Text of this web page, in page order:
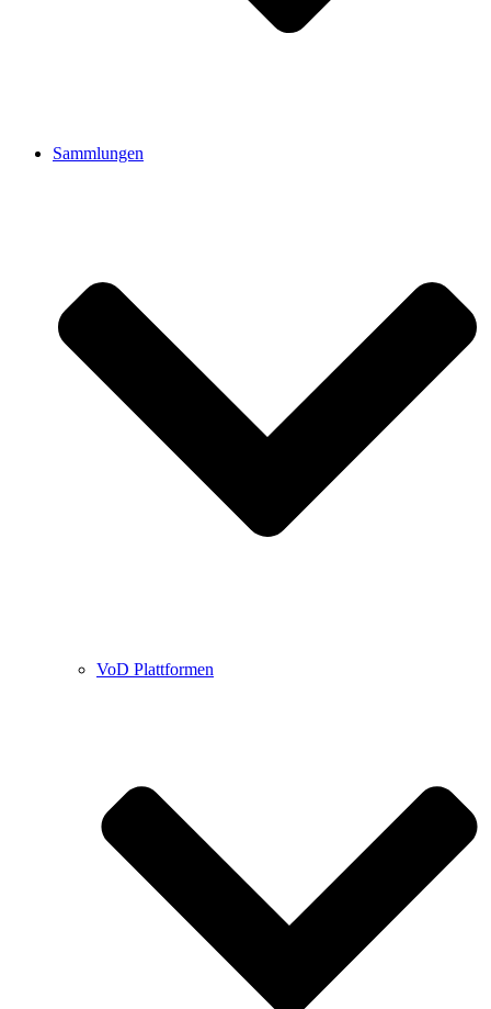
Sammlungen
VoD Plattformen